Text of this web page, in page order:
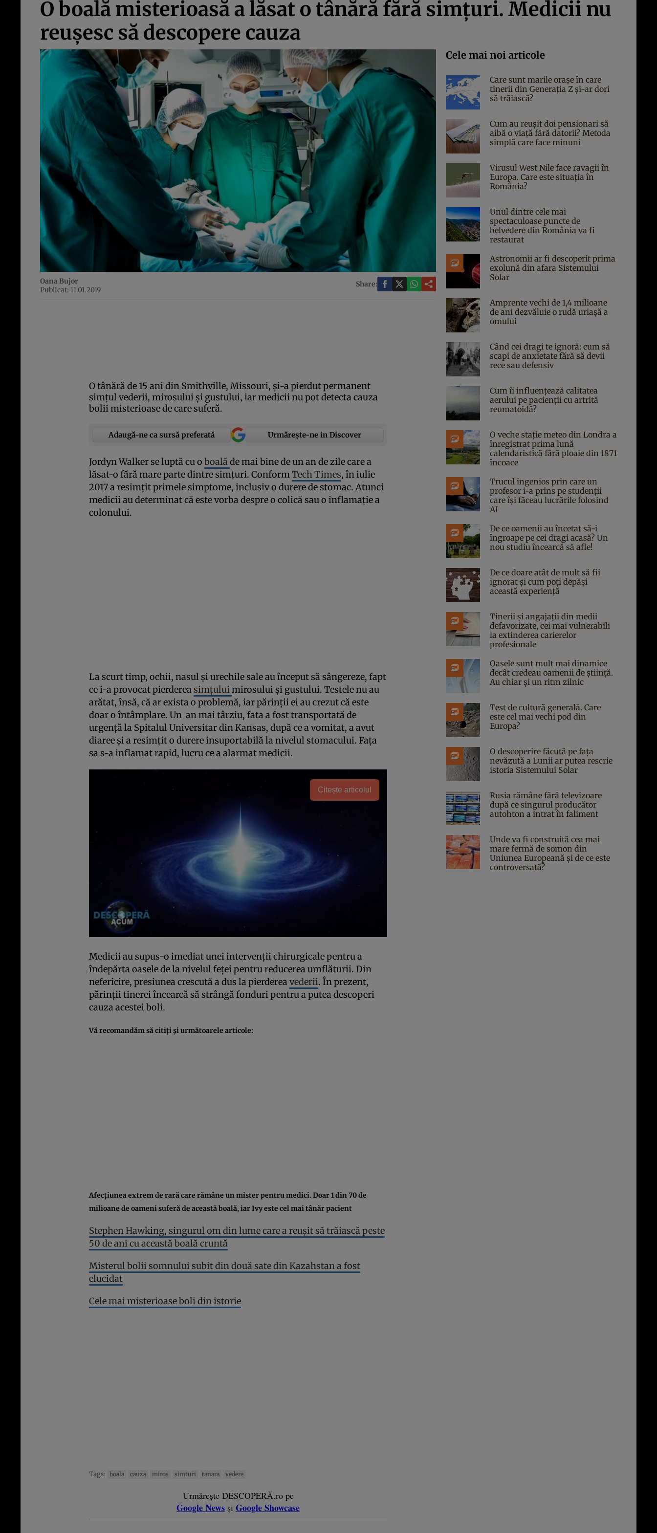
O boală misterioasă a lăsat o tânără fără simţuri. Medicii nu
reuşesc să descopere cauza
Oana Bujor
Publicat: 11.01.2019
Share:
O tânără de 15 ani din Smithville, Missouri, şi-a pierdut permanent
simţul vederii, mirosului şi gustului, iar medicii nu pot detecta cauza
bolii misterioase de care suferă.
Adaugă-ne ca sursă preferată Urmărește-ne in Discover
Jordyn Walker se luptă cu o boală de mai bine de un an de zile care a
lăsat-o fără mare parte dintre simţuri. ConformTech Times, în iulie
2017 a resimţit primele simptome, inclusiv o durere de stomac. Atunci
medicii au determinat că este vorba despre o colică sau o inflamaţie a
colonului.
La scurt timp, ochii, nasul şi urechile sale au început să sângereze, fapt
ce i-a provocat pierderea simţuluimirosului şi gustului. Testele nu au
arătat, însă, că ar exista o problemă, iar părinţii ei au crezut că este
doar o întâmplare. Un an mai târziu, fata a fost transportată de
urgenţă la Spitalul Universitar din Kansas, după ce a vomitat, a avut
diaree şi a resimţit o durere insuportabilă la nivelul stomacului. Faţa
sa s-a inflamat rapid, lucru ce a alarmat medicii.
Citește articolul
Medicii au supus-o imediat unei intervenţii chirurgicale pentru a
îndepărta oasele de la nivelul feţei pentru reducerea umflăturii. Din
nefericire, presiunea crescută a dus la pierdereavederii. În prezent,
părinţii tinerei încearcă să strângă fonduri pentru a putea descoperi
cauza acestei boli.
Vă recomandăm să citiţi şi următoarele articole:
Afecţiunea extrem de rară care rămâne un mister pentru medici. Doar 1 din 70 de
milioane de oameni suferă de această boală, iar Ivy este cel mai tânăr pacient
Stephen Hawking, singurul om din lume care a reuşit să trăiască peste
50 de ani cu această boală cruntă
Misterul bolii somnului subit din două sate din Kazahstan a fost
elucidat
Cele mai misterioase boli din istorie
Tags: boala cauza miros simturi tanara vedere
Urmărește DESCOPERĂ.ro pe
Google News și Google Showcase
Cele mai noi articole
Care sunt marile orașe în care
tinerii din Generația Z și-ar dori
să trăiască?
Cum au reușit doi pensionari să
aibă o viață fără datorii? Metoda
simplă care face minuni
Virusul West Nile face ravagii în
Europa. Care este situația în
România?
Unul dintre cele mai
spectaculoase puncte de
belvedere din România va fi
restaurat
Astronomii ar fi descoperit prima
exolună din afara Sistemului
Solar
Amprente vechi de 1,4 milioane
de ani dezvăluie o rudă uriașă a
omului
Când cei dragi te ignoră: cum să
scapi de anxietate fără să devii
rece sau defensiv
Cum îi influențează calitatea
aerului pe pacienții cu artrită
reumatoidă?
O veche stație meteo din Londra a
înregistrat prima lună
calendaristică fără ploaie din 1871
încoace
Trucul ingenios prin care un
profesor i-a prins pe studenții
care își făceau lucrările folosind
AI
De ce oamenii au încetat să-i
îngroape pe cei dragi acasă? Un
nou studiu încearcă să afle!
De ce doare atât de mult să fii
ignorat și cum poți depăși
această experiență
Tinerii și angajații din medii
defavorizate, cei mai vulnerabili
la extinderea carierelor
profesionale
Oasele sunt mult mai dinamice
decât credeau oamenii de știință.
Au chiar și un ritm zilnic
Test de cultură generală. Care
este cel mai vechi pod din
Europa?
O descoperire făcută pe fața
nevăzută a Lunii ar putea rescrie
istoria Sistemului Solar
Rusia rămâne fără televizoare
după ce singurul producător
autohton a intrat în faliment
Unde va fi construită cea mai
mare fermă de somon din
Uniunea Europeană și de ce este
controversată?